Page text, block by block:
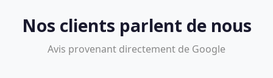
Nos clients parlent de nous
Avis provenant directement de Google